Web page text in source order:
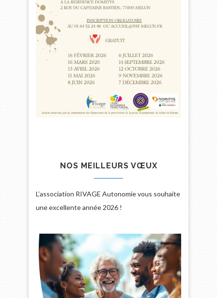
NOS MEILLEURS VŒUX
L’association RIVAGE Autonomie vous souhaite
une excellente année 2026 !